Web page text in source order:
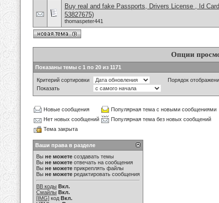
Buy real and fake Passports, Drivers License , Id
53827675)
thomaspeter441
Опции
Показаны темы с 1 по 20 из 1171
Критерий сортировки
Порядок
Показать
Новые сообщения
Популярная тема с новыми сообщениями
Нет новых сообщений
Популярная тема без новых сообщений
Тема закрыта
Ваши права в разделе
Вы не можете создавать темы
Вы не можете отвечать на сообщения
Вы не можете прикреплять файлы
Вы не можете редактировать сообщения
BB коды Вкл.
Смайлы Вкл.
[IMG] код Вкл.